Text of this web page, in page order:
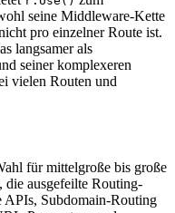
seine Middleware-Kette
pro einzelner Route ist.
langsamer als
seiner komplexeren
vielen Routen und
für mittelgroße bis große
ausgefeilte Routing-
APIs, Subdomain-Routing